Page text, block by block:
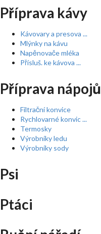
Příprava kávy
Kávovary a presova ...
Mlýnky na kávu
Napěnovače mléka
Přísluš. ke kávova ...
Příprava nápojů
Filtrační konvice
Rychlovarné konvic ...
Termosky
Výrobníky ledu
Výrobníky sody
Psi
Ptáci